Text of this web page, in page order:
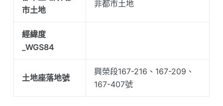
市土地
非都市土地
經緯度
_WGS84
土地座落地號
興榮段167-216、167-209、
167-407號